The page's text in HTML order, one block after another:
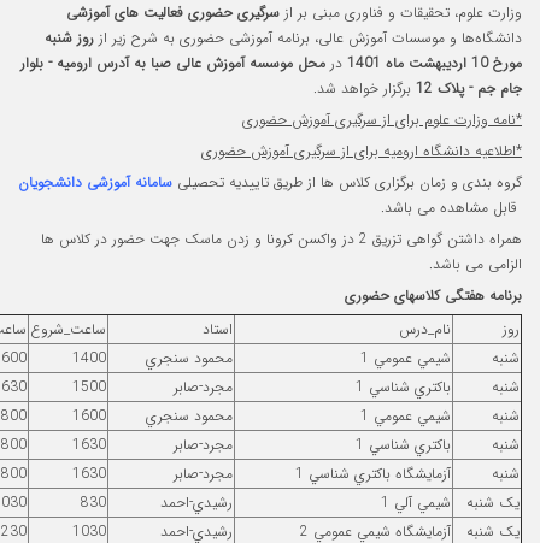
سرگیری حضوری فعالیت های آموزشی
آموزشی حضوری به شرح زیر ازروز شنبه
آموزش عالی صبا به آدرس ارومیه - بلوار
حضوری
آموزش حضوری
تاییدیه تحصیلی سامانه آموزشی دانشجویان
تزریق 2 دز واکسن کرونا و زدن ماسک جهت حضور در کلاس ها
استاد ساعت_پايان
هفته
محمود سنجري
کلاس 102
هر هفته
مجرد-صابر
کلاس 101
هر هفته
محمود سنجري
کلاس 102
هفته هاي فرد
مجرد-صابر
کلاس 101
هفته هاي فرد
مجرد-صابر
1630 کلاس 101
هفته هاي زوج
رشيدي-احمد
کلاس 101
هر هفته
رشيدي-احمد
1030 آزمايشگاه 1
هفته هاي زوج